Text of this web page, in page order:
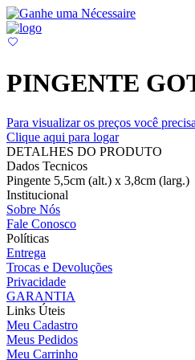
PINGENTE
Para visualizar os preços você
Clique aqui para logar
DETALHES DO PRODUTO
Dados Tecnicos
Pingente 5,5cm (alt.) x 3,8cm (larg.)
Institucional
Sobre Nós
Fale Conosco
Políticas
Entrega
Trocas e Devoluções
Privacidade
GARANTIA
Links Úteis
Meu Cadastro
Meus Pedidos
Meu Carrinho